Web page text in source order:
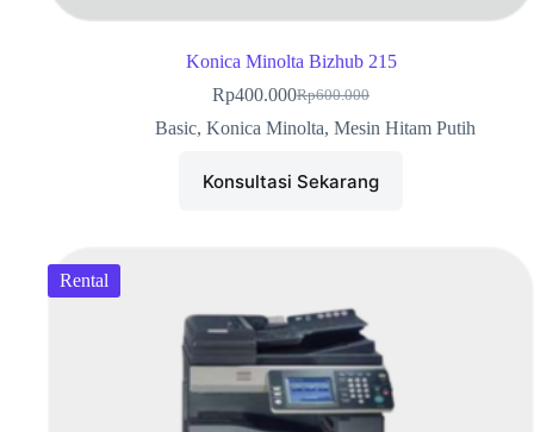
Konica Minolta Bizhub 215
Rp600.000
Rp400.000
Basic, Konica Minolta, Mesin Hitam Putih
Konsultasi Sekarang
Rental